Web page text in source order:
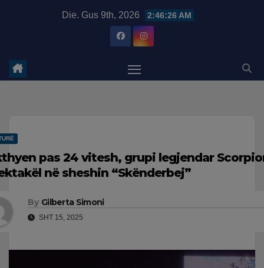
Die. Gus 9th, 2026 2:46:27 AM
pas 24 vitesh, grupi legjendar
në sheshin “Skënderbej”
By Gilberta Simoni
SHT 15, 2025